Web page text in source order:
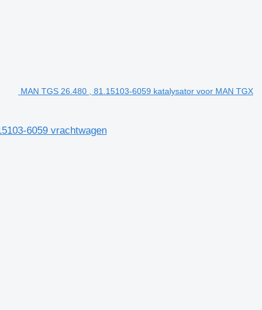
MAN TGS 26.480 , 81.15103-6059 katalysator voor MAN TGX
6059 vrachtwagen